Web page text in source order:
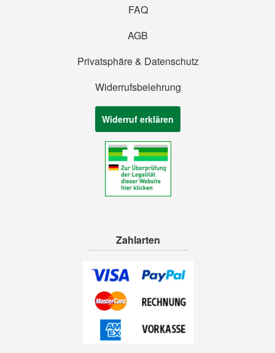
FAQ
AGB
Privatsphäre & Datenschutz
Widerrufsbelehrung
Widerruf erklären
Zahlarten